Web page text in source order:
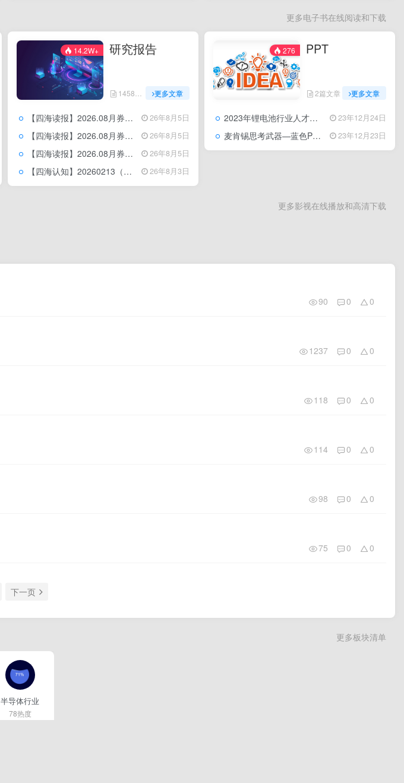
更多电子书在线阅读和下载
14.2W+ 研究报告
1458篇文章 更多文章
【四海读报】2026.08月券商研报精选清单：人工智能AI行业（在线阅读&下载）每日更新 26年8月5日
【四海读报】2026.08月券商研报精选清单：新能源相关行业（在线阅读&下载）每日更新 26年8月5日
【四海读报】2026.08月券商研报精选清单：各行业研究分析（在线阅读&下载）每日更新 26年8月5日
【四海认知】20260213（Week06）：商业洞察&市场营销报告精选清单（在线阅读&下载）每周更新 26年8月3日
276 PPT
2篇文章 更多文章
2023年锂电池行业人才趋势洞察 23年12月24日
麦肯锡思考武器—蓝色PPT模板 23年12月23日
更多影视在线播放和高清下载
90 0 0
1237 0 0
118 0 0
114 0 0
98 0 0
75 0 0
下一页
更多板块清单
半导体行业
78热度